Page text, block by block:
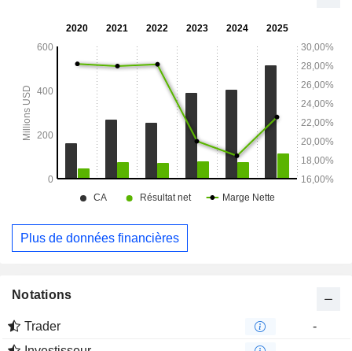
commerces, des bureaux, ainsi que des biens immobiliers
industriels et commerciaux.
Plus de données financières
Notations
Trader
-